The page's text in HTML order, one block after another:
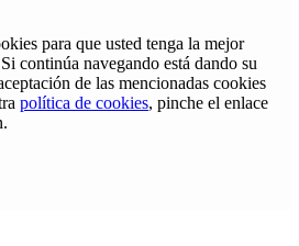
para que usted tenga la mejor
continúa navegando está dando su
de las mencionadas cookies
política de cookies, pinche el enlace